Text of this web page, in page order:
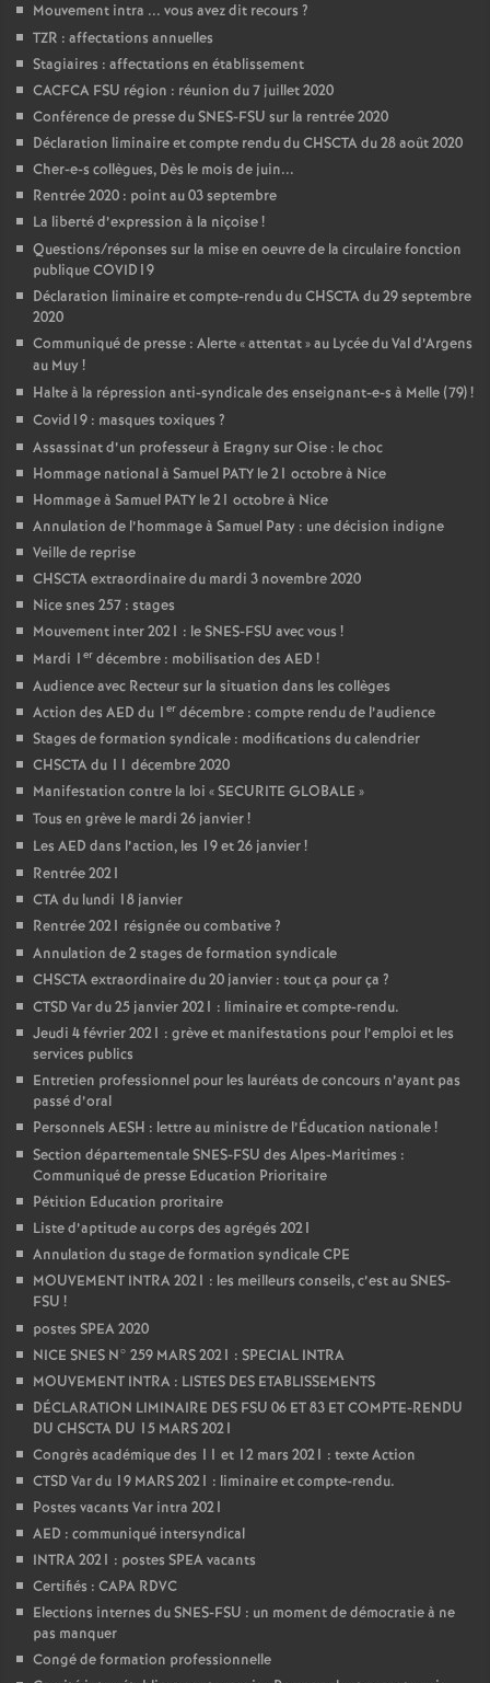
Mouvement intra ... vous avez dit recours ?
TZR : affectations annuelles
Stagiaires : affectations en établissement
CACFCA FSU région : réunion du 7 juillet 2020
Conférence de presse du SNES-FSU sur la rentrée 2020
Déclaration liminaire et compte rendu du CHSCTA du 28 août 2020
Cher-e-s collègues, Dès le mois de juin...
Rentrée 2020 : point au 03 septembre
La liberté d’expression à la niçoise!
Questions/réponses sur la mise en oeuvre de la circulaire fonction
publique COVID19
Déclaration liminaire et compte-rendu du CHSCTA du 29 septembre
2020
Communiqué de presse : Alerte «attentat» au Lycée du Val d’Argens
au Muy !
Halte à la répression anti-syndicale des enseignant-e-s à Melle (79)!
Covid19 : masques toxiques ?
Assassinat d’un professeur à Eragny sur Oise : le choc
Hommage national à Samuel PATY le 21 octobre à Nice
Hommage à Samuel PATY le 21 octobre à Nice
Annulation de l’hommage à Samuel Paty : une décision indigne
Veille de reprise
CHSCTA extraordinaire du mardi 3 novembre 2020
Nice snes 257 : stages
Mouvement inter 2021 : le SNES-FSU avec vous !
Mardi 1 er décembre : mobilisation des AED !
Audience avec Recteur sur la situation dans les collèges
Action des AED du 1 er décembre : compte rendu de l’audience
Stages de formation syndicale : modifications du calendrier
CHSCTA du 11 décembre 2020
Manifestation contre la loi «SECURITE GLOBALE »
Tous en grève le mardi 26 janvier!
Les AED dans l’action, les 19 et 26 janvier!
Rentrée 2021
CTA du lundi 18 janvier
Rentrée 2021 résignée ou combative?
Annulation de 2 stages de formation syndicale
CHSCTA extraordinaire du 20 janvier : tout ça pour ça ?
CTSD Var du 25 janvier 2021 : liminaire et compte-rendu.
Jeudi 4 février 2021 : grève et manifestations pour l’emploi et les
services publics
Entretien professionnel pour les lauréats de concours n’ayant pas
passé d’oral
Personnels AESH : lettre au ministre de l’Éducation nationale!
Section départementale SNES-FSU des Alpes-Maritimes :
Communiqué de presse Education Prioritaire
Pétition Education proritaire
Liste d’aptitude au corps des agrégés 2021
Annulation du stage de formation syndicale CPE
MOUVEMENT INTRA 2021 : les meilleurs conseils, c’est au SNES-
FSU !
postes SPEA 2020
NICE SNES N° 259 MARS 2021 : SPECIAL INTRA
MOUVEMENT INTRA : LISTES DES ETABLISSEMENTS
DÉCLARATION LIMINAIRE DES FSU 06 ET 83 ET COMPTE-RENDU
DU CHSCTA DU 15 MARS 2021
Congrès académique des 11 et 12 mars 2021 : texte Action
CTSD Var du 19 MARS 2021 : liminaire et compte-rendu.
Postes vacants Var intra 2021
AED : communiqué intersyndical
INTRA 2021 : postes SPEA vacants
Certifiés : CAPA RDVC
Elections internes du SNES-FSU : un moment de démocratie à ne
pas manquer
Congé de formation professionnelle